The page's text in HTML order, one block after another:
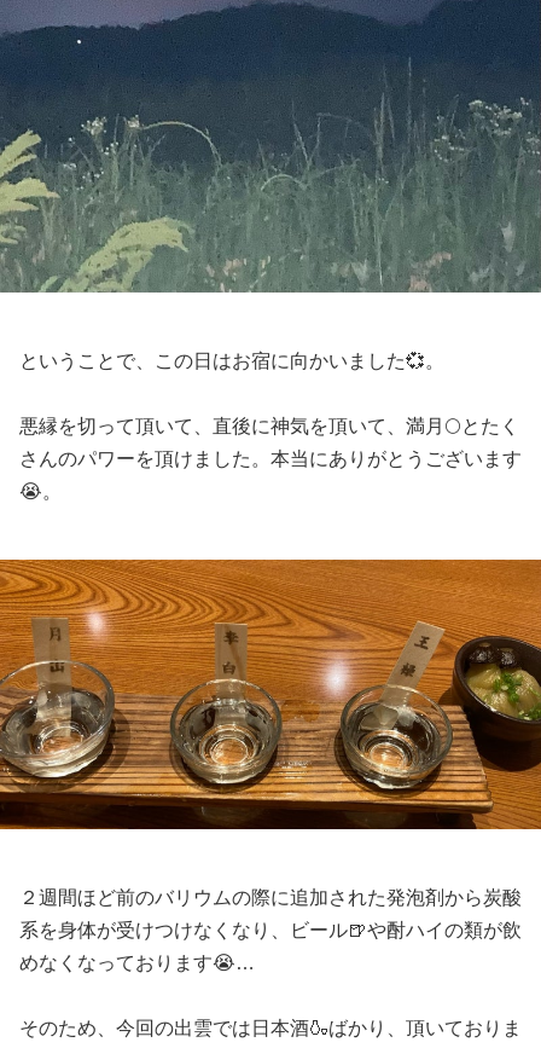
ということで、この日はお宿に向かいました💞。
悪縁を切って頂いて、直後に神気を頂いて、満月🌕とたく
さんのパワーを頂けました。本当にありがとうございます
😭。
２週間ほど前のバリウムの際に追加された発泡剤から炭酸
系を身体が受けつけなくなり、ビール🍺や酎ハイの類が飲
めなくなっております😭…
そのため、今回の出雲では日本酒🍶ばかり、頂いておりま